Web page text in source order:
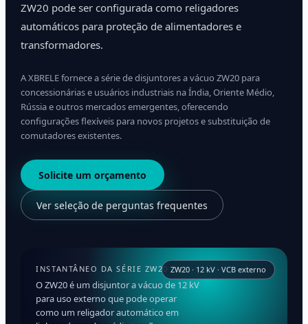
ZW20 pode ser configurada como religadores
automáticos para proteção de alimentadores e
transformadores.
A XBRELE fornece a série de disjuntores a vácuo ZW20 para
concessionárias e usuários industriais na Índia, Oriente Médio,
Rússia e outros mercados emergentes, oferecendo
configurações flexíveis para novos projetos e substituição de
comutadores existentes.
Solicite um orçamento
Ver seleção de perguntas frequentes
INSTANTÂNEO DA SÉRIE ZW20
O ZW20 é um disjuntor a vácuo de 12 kV
para uso externo que pode operar
como um religador automático em
ZW20 · 12 kV · VCB externo